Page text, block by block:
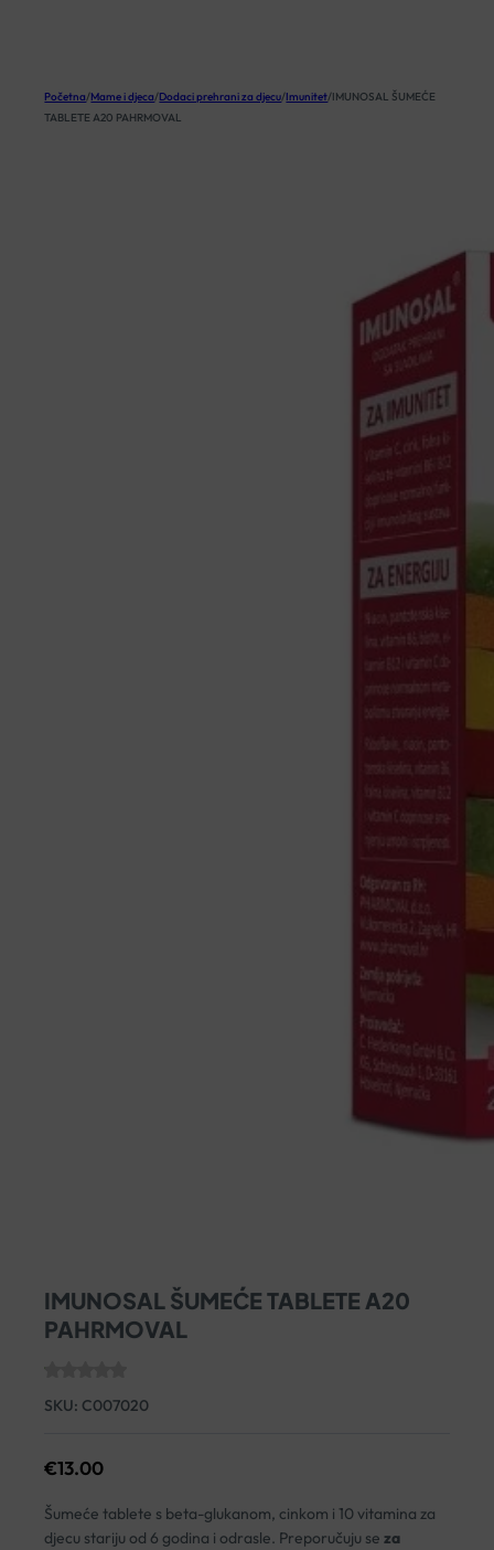
Početna/Mame i djeca/Dodaci prehrani za djecu/Imunitet/IMUNOSAL ŠUMEĆE
TABLETE A20 PAHRMOVAL
IMUNOSAL ŠUMEĆE TABLETE A20
PAHRMOVAL
SKU: C007020
€13.00
Šumeće tablete s beta-glukanom, cinkom i 10 vitamina za
djecu stariju od 6 godina i odrasle. Preporučuju seza